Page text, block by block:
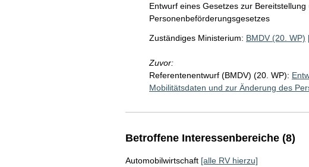
Entwurf eines Gesetzes zur
Personenbeförderungsgesetzes
Zuständiges Ministerium: BMDV (20. WP)
Zuvor:
Referentenentwurf (BMDV) (20. WP):
Mobilitätsdaten und zur Änderung des
Betroffene Interessenbereiche (8)
Automobilwirtschaft [alle RV hierzu]